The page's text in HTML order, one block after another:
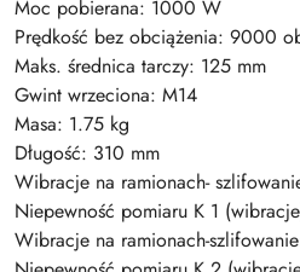
Moc pobierana: 1000 W
Prędkość bez obciążenia: 9000
Maks. średnica tarczy: 125 mm
Gwint wrzeciona: M14
Masa: 1.75 kg
Długość: 310 mm
Wibracje na ramionach-
Niepewność pomiaru K 1
Wibracje na ramionach-